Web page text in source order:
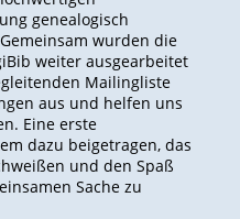
genealogisch
wurden die
weiter ausgearbeitet
Mailingliste
aus und helfen uns
Eine erste
dazu beigetragen, das
und den Spaß
Sache zu